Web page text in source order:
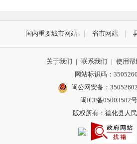
国内重要城市网站 省市网站
关于我们 | 联系我们 | 使用帮
网站标识码：
闽公网安备：
闽ICP备05003582
版权所有：德化县人